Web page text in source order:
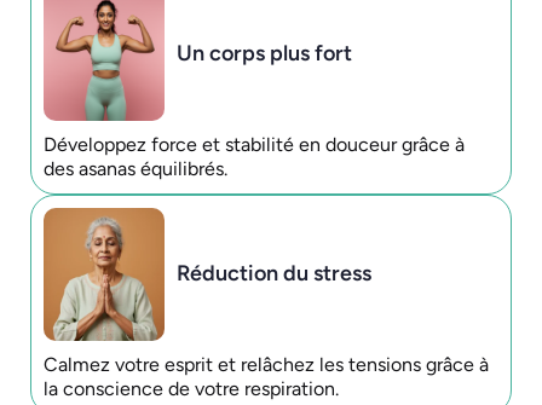
Un corps plus fort
Développez force et stabilité en douceur grâce à
des asanas équilibrés.
Réduction du stress
Calmez votre esprit et relâchez les tensions grâce à
la conscience de votre respiration.